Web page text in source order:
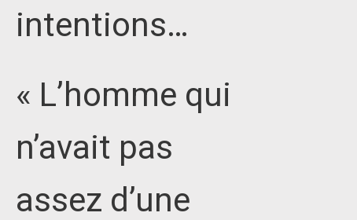
intentions…
« L’homme qui
n’avait pas
assez d’une